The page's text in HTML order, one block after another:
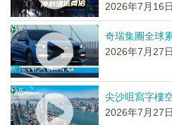
2026年7月16
奇瑞集團全球
2026年7月27
尖沙咀寫字樓
2026年7月27